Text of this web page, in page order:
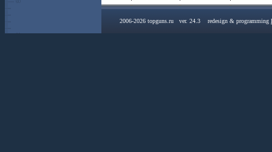
2006-2026 topguns.ru ver. 24.3 redesign & programming